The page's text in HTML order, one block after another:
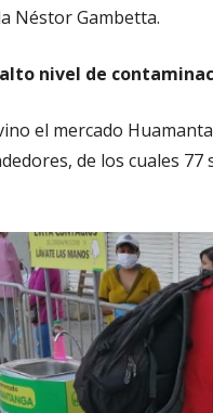
Néstor Gambetta.
nivel de
el mercado
de los cuales